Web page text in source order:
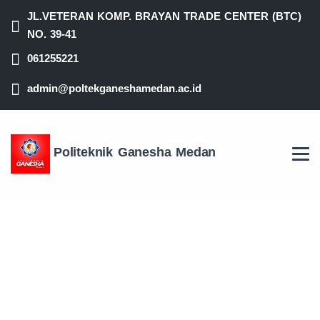
JL.VETERAN KOMP. BRAYAN TRADE CENTER (BTC)
NO. 39-41
061255221
admin@poltekganeshamedan.ac.id
Politeknik Ganesha Medan